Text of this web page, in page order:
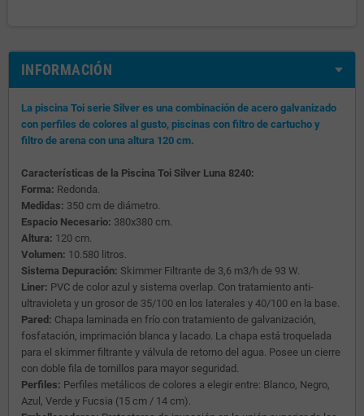
INFORMACIÓN
La piscina Toi serie Silver es una combinación de acero galvanizado
con perfiles de colores al gusto, piscinas con filtro de cartucho y
filtro de arena con una altura 120 cm.
Características de la Piscina Toi Silver Luna 8240:
Forma: Redonda.
Medidas: 350 cm de diámetro.
Espacio Necesario: 380x380 cm.
Altura: 120 cm.
Volumen: 10.580 litros.
Sistema Depuración: Skimmer Filtrante de 3,6 m3/h de 93 W.
Liner: PVC de color azul y sistema overlap. Con tratamiento anti-
ultravioleta y un grosor de 35/100 en los laterales y 40/100 en la base.
Pared: Chapa laminada en frío con tratamiento de galvanización,
fosfatación, imprimación blanca y lacado. La chapa está troquelada
para el skimmer filtrante y válvula de retorno del agua. Posee un cierre
con doble fila de tornillos para mayor seguridad.
Perfiles: Perfiles metálicos de colores a elegir entre: Blanco, Negro,
Azul, Verde y Fucsia (15 cm / 14 cm).